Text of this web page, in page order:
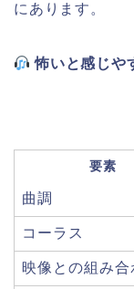
にあります。
怖いと感じや
要素
曲調
コーラス
映像との組み合